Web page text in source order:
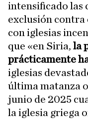
intensificado las
exclusión contra
con iglesias
que «en Siria, la
prácticamente
iglesias
última matanza
junio de 2025
la iglesia griega